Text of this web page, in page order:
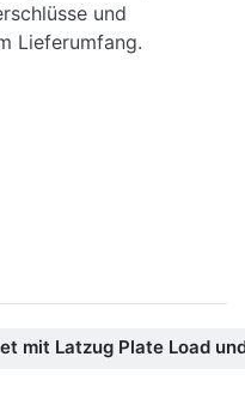
und
Lieferumfang.
mit Latzug Plate Load